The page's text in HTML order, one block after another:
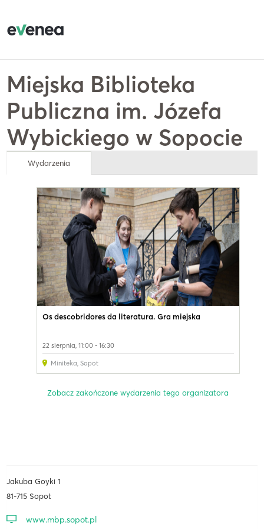
Miejska Biblioteka
Publiczna im. Józefa
Wybickiego w Sopocie
Wydarzenia
Os descobridores da literatura. Gra miejska
22 sierpnia, 11:00 - 16:30
Miniteka, Sopot
Zobacz zakończone wydarzenia tego organizatora
Jakuba Goyki 1
81-715 Sopot
www.mbp.sopot.pl